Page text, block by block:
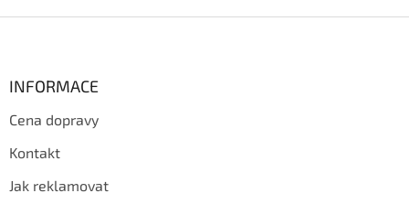
i
INFORMACE
Cena dopravy
Kontakt
Jak reklamovat